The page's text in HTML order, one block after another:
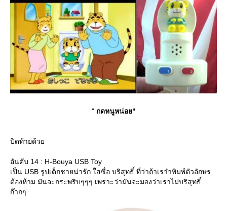
"กดหนูหน่อย"
ปิดท้ายด้ว
อันดับ 14 : H-Bouya USB Toy
เป็น USB รูปเด็กชายน่ารัก ใสซื่อ บริสุทธิ์ ที่ว่าถ้าเราำพิมพ์ตัวอักษร
ต้องห้าม มันจะกระพริบๆๆๆ เพราะว่ามันจะมองว่าเราไม่บริสุทธิ์
ก๊ากๆ